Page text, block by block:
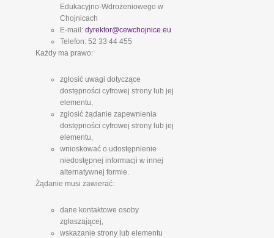
Edukacyjno-Wdrożeniowego w
Chojnicach
E-mail: dyrektor@cewchojnice.eu
Telefon: 52 33 44 455
Każdy ma prawo:
zgłosić uwagi dotyczące
dostępności cyfrowej strony lub jej
elementu,
zgłosić żądanie zapewnienia
dostępności cyfrowej strony lub jej
elementu,
wnioskować o udostępnienie
niedostępnej informacji w innej
alternatywnej formie.
Żądanie musi zawierać:
dane kontaktowe osoby
zgłaszającej,
wskazanie strony lub elementu